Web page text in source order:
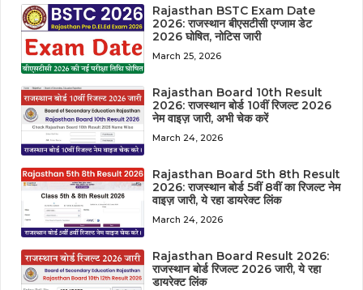
Rajasthan BSTC Exam Date
2026: राजस्थान बीएसटीसी एग्जाम डेट
2026 घोषित, नोटिस जारी
March 25, 2026
Rajasthan Board 10th Result
2026: राजस्थान बोर्ड 10वीं रिजल्ट 2026
नेम वाइज़ जारी, अभी चेक करें
March 24, 2026
Rajasthan Board 5th 8th Result
2026: राजस्थान बोर्ड 5वीं 8वीं का रिजल्ट नेम
वाइज़ जारी, ये रहा डायरेक्ट लिंक
March 24, 2026
Rajasthan Board Result 2026:
राजस्थान बोर्ड रिजल्ट 2026 जारी, ये रहा
डायरेक्ट लिंक